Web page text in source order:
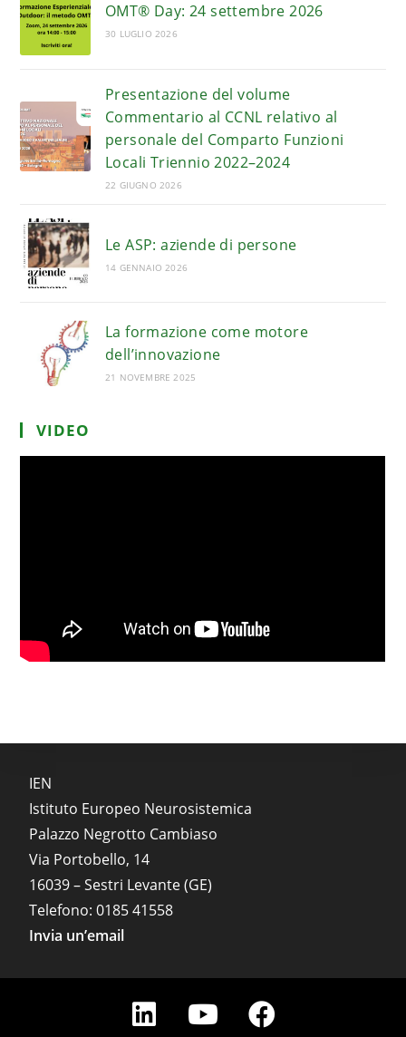
OMT® Day: 24 settembre 2026
30 LUGLIO 2026
Presentazione del volume
Commentario al CCNL relativo al
personale del Comparto Funzioni
Locali Triennio 2022–2024
22 GIUGNO 2026
Le ASP: aziende di persone
14 GENNAIO 2026
La formazione come motore
dell’innovazione
21 NOVEMBRE 2025
VIDEO
IEN
Istituto Europeo Neurosistemica
Palazzo Negrotto Cambiaso
Via Portobello, 14
16039 – Sestri Levante (GE)
Telefono: 0185 41558
Invia un’email